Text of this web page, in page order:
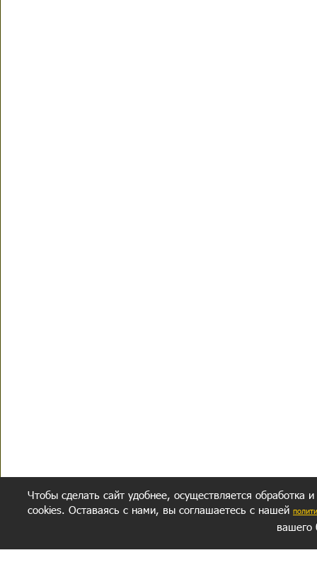
Чтобы сделать сайт удобнее, осуществляется обработка
cookies. Оставаясь с нами, вы соглашаетесь с нашей
вашего